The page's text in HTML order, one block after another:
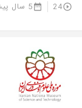
24 5 سال پیش